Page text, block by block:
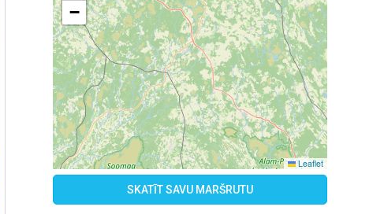
−
Leaflet
SKATĪT SAVU MARŠRUTU